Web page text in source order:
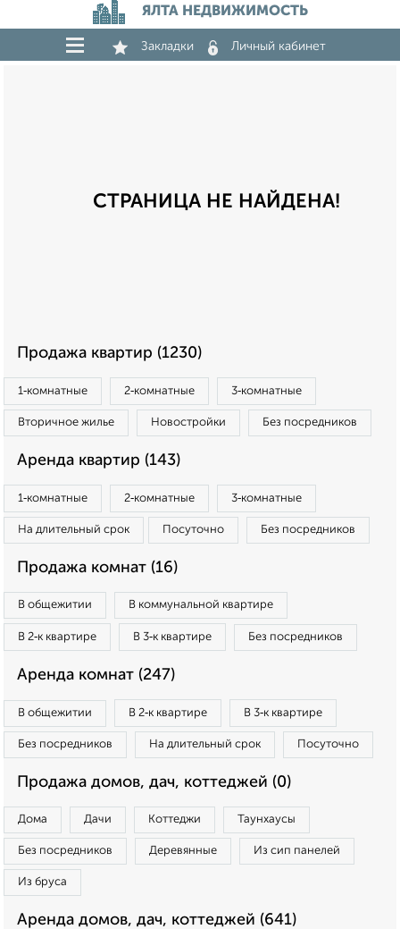
ЯЛТА НЕДВИЖИМОСТЬ
Закладки Личный кабинет
СТРАНИЦА НЕ НАЙДЕНА!
Продажа квартир (1230)
1‑комнатные 2‑комнатные 3‑комнатные
Вторичное жилье Новостройки Без посредников
Аренда квартир (143)
1‑комнатные 2‑комнатные 3‑комнатные
На длительный срок Посуточно Без посредников
Продажа комнат (16)
В общежитии В коммунальной квартире
В 2‑к квартире В 3‑к квартире Без посредников
Аренда комнат (247)
В общежитии В 2‑к квартире В 3‑к квартире
Без посредников На длительный срок Посуточно
Продажа домов, дач, коттеджей (0)
Дома Дачи Коттеджи Таунхаусы
Без посредников Деревянные Из сип панелей
Из бруса
Аренда домов, дач, коттеджей (641)